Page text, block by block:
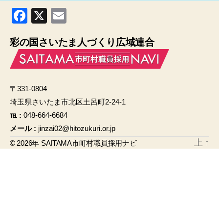
F
c
e
o
o
k
X
ail
彩の国さいたま人づくり広域連合
〒331-0804
埼玉県さいたま市北区土呂町2-24-1
℡ : 048-664-6684
メール : jinzai02@hitozukuri.or.jp
© 2026年 SAITAMA市町村職員採用ナビ 上 ↑